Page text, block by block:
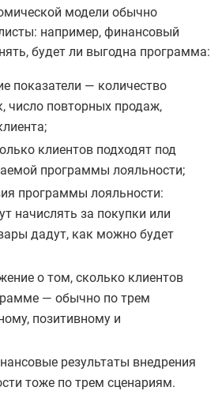
модели обычно
например, финансовый
будет ли выгодна программа:
показатели — количество
число повторных продаж,
клиентов подходят под
программы лояльности;
программы лояльности:
начислять за покупки или
дадут, как можно будет
о том, сколько клиентов
— обычно по трем
позитивному и
результаты внедрения
тоже по трем сценариям.